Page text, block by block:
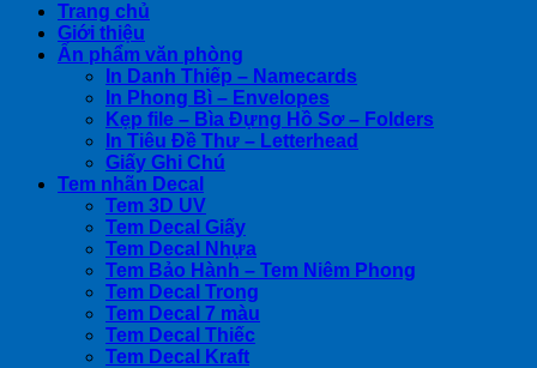
Trang chủ
Giới thiệu
Ấn phẩm văn phòng
In Danh Thiếp – Namecards
In Phong Bì – Envelopes
Kẹp file – Bìa Đựng Hồ Sơ – Folders
In Tiêu Đề Thư – Letterhead
Giấy Ghi Chú
Tem nhãn Decal
Tem 3D UV
Tem Decal Giấy
Tem Decal Nhựa
Tem Bảo Hành – Tem Niêm Phong
Tem Decal Trong
Tem Decal 7 màu
Tem Decal Thiếc
Tem Decal Kraft